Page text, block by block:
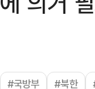
#국방부 #북한